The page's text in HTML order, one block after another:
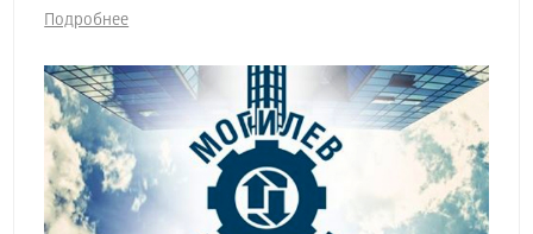
Подробнее